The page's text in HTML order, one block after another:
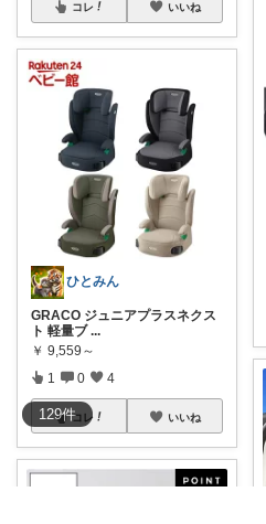
129件
コレ いいね
ひとみん
GRACO ジュニアプラスネクス
ト 軽量ブ ...
￥ 9,559～
1 0 4
コレ いいね